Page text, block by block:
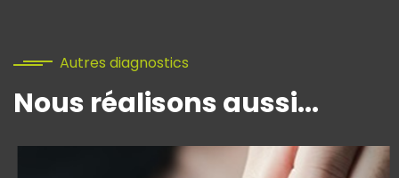
Autres diagnostics
Nous réalisons aussi...